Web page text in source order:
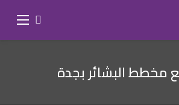
مخطط البشائر بجدة